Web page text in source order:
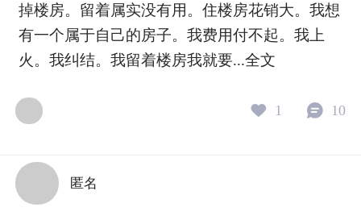
掉楼房。留着属实没有用。住楼房花销大。我想
有一个属于自己的房子。我费用付不起。我上
火。我纠结。我留着楼房我就要...全文
1 10
匿名